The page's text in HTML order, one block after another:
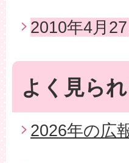
2010年4月
よく見ら
2026年の広